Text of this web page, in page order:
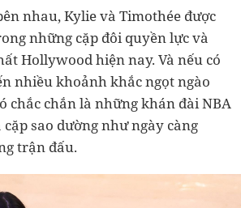
nhau, Kylie và Timothée được
những cặp đôi quyền lực và
Hollywood hiện nay. Và nếu có
nhiều khoảnh khắc ngọt ngào
chắc chắn là những khán đài NBA
sao dường như ngày càng
trận đấu.